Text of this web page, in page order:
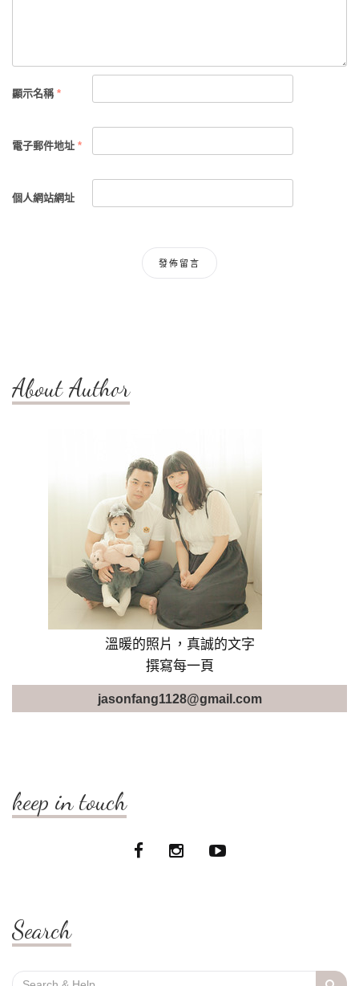
顯示名稱 *
電子郵件地址 *
個人網站網址
About Author
溫暖的照片，真誠的文字
撰寫每一頁
jasonfang1128@gmail.com
keep in touch
Search
Search